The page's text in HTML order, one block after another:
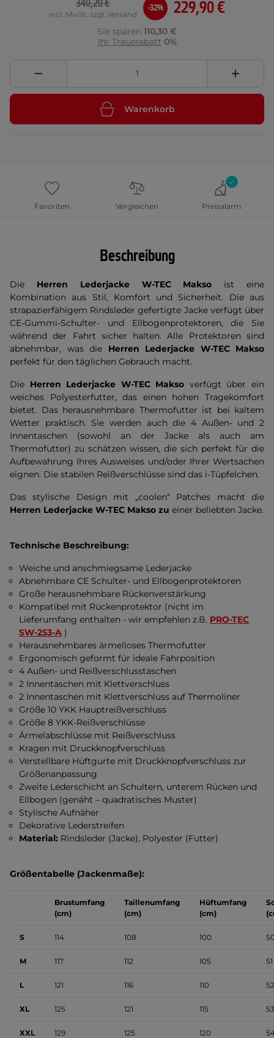
229,90 €
340,20 €
incl. MwSt. zzgl. Versand
-32%
Sie sparen 110,30 €
Ihr Treuerabatt 0%
Warenkorb
Favoriten Vergleichen Preisalarm
Beschreibung
Die Herren Lederjacke W-TEC Makso ist eine
Kombination aus Stil, Komfort und Sicherheit. Die aus
strapazierfähigem Rindsleder gefertigte Jacke verfügt über
CE-Gummi-Schulter- und Ellbogenprotektoren, die Sie
während der Fahrt sicher halten. Alle Protektoren sind
abnehmbar, was die Herren Lederjacke W-TEC Makso
perfekt für den täglichen Gebrauch macht.
Die Herren Lederjacke W-TEC Makso verfügt über ein
weiches Polyesterfutter, das einen hohen Tragekomfort
bietet. Das herausnehmbare Thermofutter ist bei kaltem
Wetter praktisch. Sie werden auch die 4 Außen- und 2
Innentaschen (sowohl an der Jacke als auch am
Thermofutter) zu schätzen wissen, die sich perfekt für die
Aufbewahrung Ihres Ausweises und/oder Ihrer Wertsachen
eignen. Die stabilen Reißverschlüsse sind das i-Tüpfelchen.
Das stylische Design mit „coolen“ Patches macht die
Herren Lederjacke W-TEC Makso zu einer beliebten Jacke.
Technische Beschreibung:
Weiche und anschmiegsame Lederjacke
Abnehmbare CE Schulter- und Ellbogenprotektoren
Große herausnehmbare Rückenverstärkung
Kompatibel mit Rückenprotektor (nicht im
Lieferumfang enthalten - wir empfehlen z.B. PRO-TEC
SW-253-A )
Herausnehmbares ärmelloses Thermofutter
Ergonomisch geformt für ideale Fahrposition
4 Außen- und Reißverschlusstaschen
2 Innentaschen mit Klettverschluss
2 Innentaschen mit Klettverschluss auf Thermoliner
Größe 10 YKK Hauptreißverschluss
Größe 8 YKK-Reißverschlüsse
Ärmelabschlüsse mit Reißverschluss
Kragen mit Druckknopfverschluss
Verstellbare Hüftgurte mit Druckknopfverschluss zur
Größenanpassung
Zweite Lederschicht an Schultern, unterem Rücken und
Ellbogen (genäht – quadratisches Muster)
Stylische Aufnäher
Dekorative Lederstreifen
Material: Rindsleder (Jacke), Polyester (Futter)
Größentabelle (Jackenmaße):
Brustumfang
(cm)
Taillenumfang
(cm)
Hüftumfang
(cm)
S 114 108 100
M 117 112 105 51
L 121 116 110 52
XL 125 121 115 53
XXL 129 125 120